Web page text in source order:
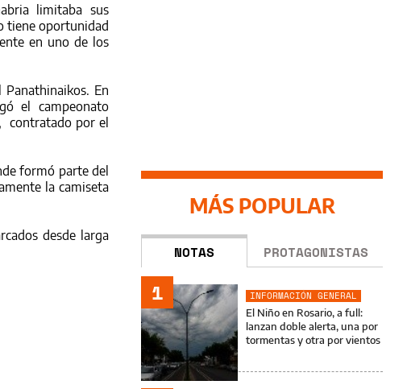
limitaba sus
tiene oportunidad
en uno de los
En
el campeonato
contratado por el
formó parte del
la camiseta
desde larga
MÁS POPULAR
NOTAS PROTAGONISTAS
1
INFORMACIÓN GENERAL
El Niño en Rosario, a full:
lanzan doble alerta, una por
tormentas y otra por vientos